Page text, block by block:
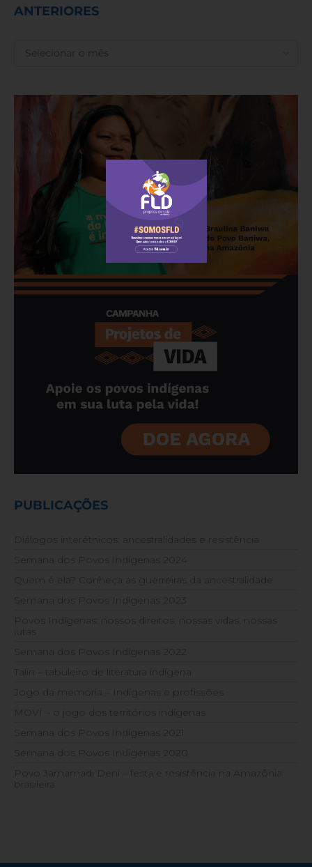
ANTERIORES
PUBLICAÇÕES
Diálogos interétnicos: ancestralidades e resistência
Semana dos Povos Indígenas 2024
Quem é ela? Conheça as guerreiras da ancestralidade
Semana dos Povos Indígenas 2023
Povos Indígenas: nossos direitos, nossas vidas, nossas
lutas
Semana dos Povos Indígenas 2022
Talin – tabuleiro de literatura indígena
Jogo da memória – Indígenas e profissões
MOVÍ – o jogo dos territórios indígenas
Semana dos Povos Indígenas 2021
Semana dos Povos Indígenas 2020
Povo Jamamadi Deni – festa e resistência na Amazônia
brasileira